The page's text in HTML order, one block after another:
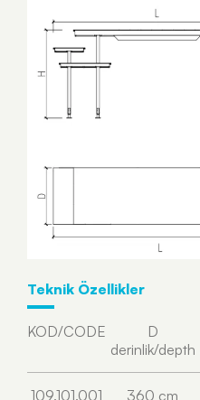
Teknik Özellikler
KOD/CODE
D
derinlik/depth
109.101.001 360 cm